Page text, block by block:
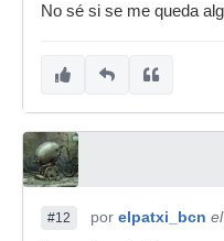
No sé si se me queda
#12 por elpatxi_bcn